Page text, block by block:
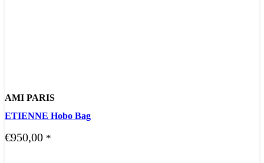
AMI PARIS
ETIENNE Hobo Bag
€950,00 *